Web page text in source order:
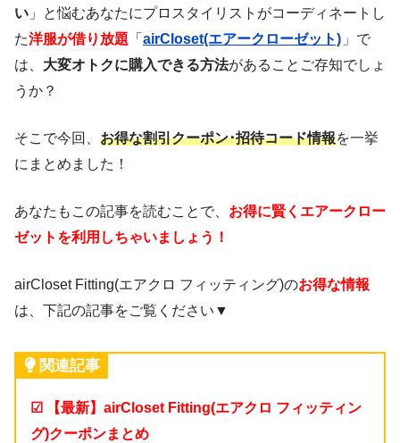
い 」と悩むあなたにプロスタイリストがコーディネートし
た洋服が借り放題 「 airCloset(エアークローゼット) 」で
は、 大変オトクに購入できる方法があることご存知でしょ
うか？
そこで今回、 お得な割引クーポン･招待コード情報を一挙
にまとめました！
あなたもこの記事を読むことで、 お得に賢くエアークロー
ゼットを利用しちゃいましょう！
airCloset Fitting(エアクロ フィッティング)のお得な情報
は、下記の記事をご覧ください▼
関連記事
☑ 【最新】airCloset Fitting(エアクロ フィッティン
グ)クーポンまとめ